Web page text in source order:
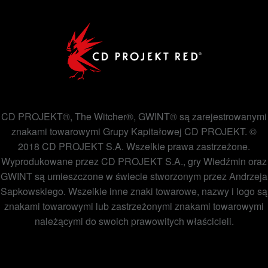
CD PROJEKT®, The Witcher®, GWINT® są zarejestrowanymi
znakami towarowymi Grupy Kapitałowej CD PROJEKT. ©
2018 CD PROJEKT S.A. Wszelkie prawa zastrzeżone.
Wyprodukowane przez CD PROJEKT S.A., gry Wiedźmin oraz
GWINT są umieszczone w świecie stworzonym przez Andrzeja
Sapkowskiego. Wszelkie inne znaki towarowe, nazwy i logo są
znakami towarowymi lub zastrzeżonymi znakami towarowymi
należącymi do swoich prawowitych właścicieli.